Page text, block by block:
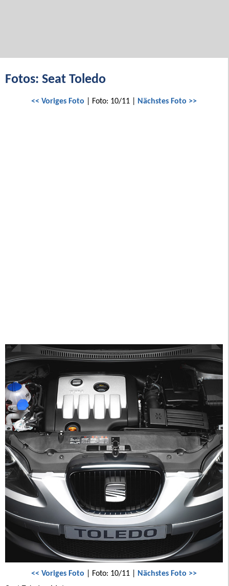
Fotos: Seat Toledo
<< Voriges Foto | Foto: 10/11 | Nächstes Foto >>
<< Voriges Foto | Foto: 10/11 |
Nächstes Foto >>